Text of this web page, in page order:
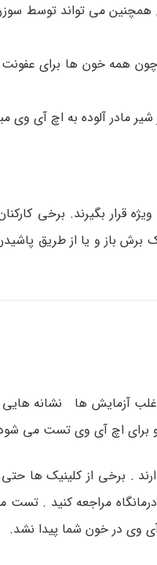
همچنین می تواند توسط
چون همه خون ها برای
مادر آلوده به اچ آی وی
قرار بگیرند. برخی
برش باز و یا از طریق
اغلب آزمایش ها نشانه
و برای اچ آی وی تست می
. برخی از کلینیک ها حتی
مراجعه کنید .
وی در خون شما پیدا نشد.